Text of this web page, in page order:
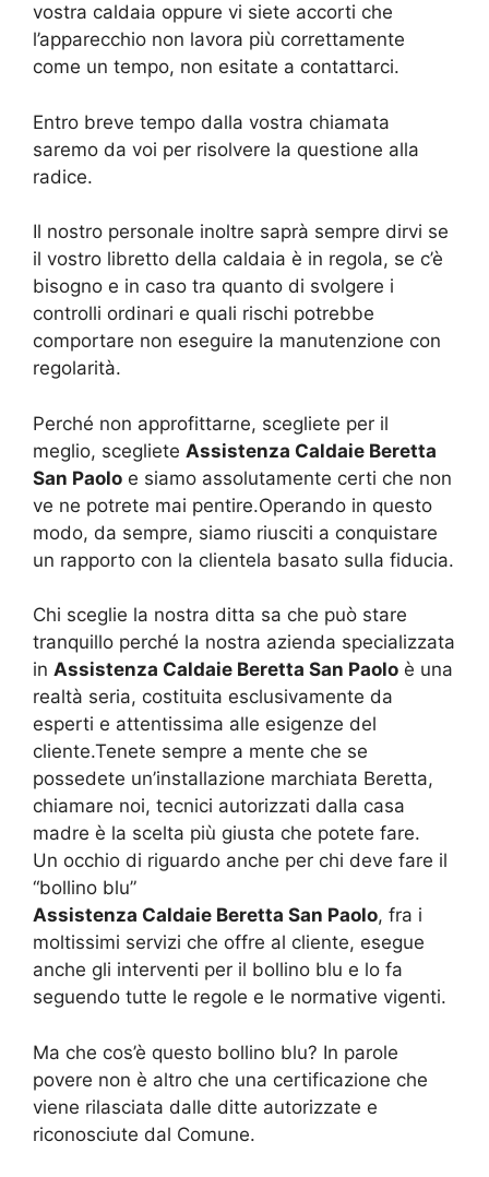
vostra caldaia oppure vi siete accorti che
l’apparecchio non lavora più correttamente
come un tempo, non esitate a contattarci.
Entro breve tempo dalla vostra chiamata
saremo da voi per risolvere la questione alla
radice.
Il nostro personale inoltre saprà sempre dirvi se
il vostro libretto della caldaia è in regola, se c’è
bisogno e in caso tra quanto di svolgere i
controlli ordinari e quali rischi potrebbe
comportare non eseguire la manutenzione con
regolarità.
Perché non approfittarne, scegliete per il
meglio, scegliete Assistenza Caldaie Beretta
San Paolo e siamo assolutamente certi che non
ve ne potrete mai pentire.Operando in questo
modo, da sempre, siamo riusciti a conquistare
un rapporto con la clientela basato sulla fiducia.
Chi sceglie la nostra ditta sa che può stare
tranquillo perché la nostra azienda specializzata
in Assistenza Caldaie Beretta San Paolo è una
realtà seria, costituita esclusivamente da
esperti e attentissima alle esigenze del
cliente.Tenete sempre a mente che se
possedete un’installazione marchiata Beretta,
chiamare noi, tecnici autorizzati dalla casa
madre è la scelta più giusta che potete fare.
Un occhio di riguardo anche per chi deve fare il
“bollino blu”
Assistenza Caldaie Beretta San Paolo, fra i
moltissimi servizi che offre al cliente, esegue
anche gli interventi per il bollino blu e lo fa
seguendo tutte le regole e le normative vigenti.
Ma che cos’è questo bollino blu? In parole
povere non è altro che una certificazione che
viene rilasciata dalle ditte autorizzate e
riconosciute dal Comune.